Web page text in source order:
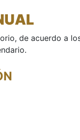
de acuerdo a